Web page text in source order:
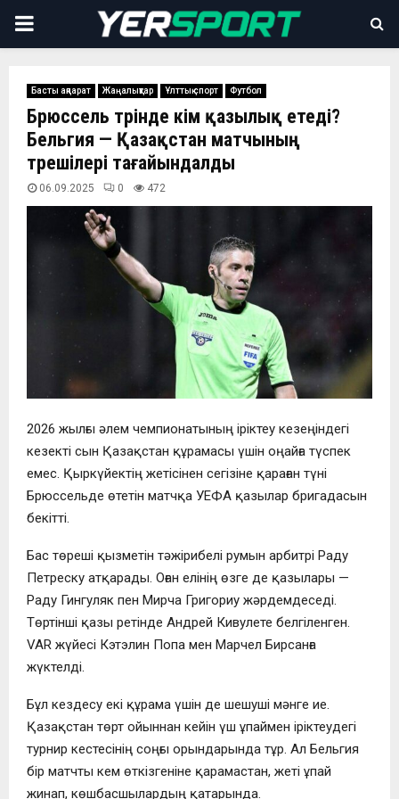
PRIMARY
Басты ақпарат Жаңалықтар Ұлттық спорт Футбол
Брюссель төрінде кім қазылық етеді?
Бельгия — Қазақстан матчының
төрешілері тағайындалды
06.09.2025 0 472
2026 жылғы әлем чемпионатының іріктеу кезеңіндегі
кезекті сын Қазақстан құрамасы үшін оңайға түспек
емес. Қыркүйектің жетісінен сегізіне қараған түні
Брюссельде өтетін матчқа УЕФА қазылар бригадасын
бекітті.
Бас төреші қызметін тәжірибелі румын арбитрі Раду
Петреску атқарады. Оған елінің өзге де қазылары —
Раду Гингуляк пен Мирча Григориу жәрдемдеседі.
Төртінші қазы ретінде Андрей Кивулете белгіленген.
VAR жүйесі Кэтэлин Попа мен Марчел Бирсанға
жүктелді.
Бұл кездесу екі құрама үшін де шешуші мәнге ие.
Қазақстан төрт ойыннан кейін үш ұпаймен іріктеудегі
турнир кестесінің соңғы орындарында тұр. Ал Бельгия
бір матчты кем өткізгеніне қарамастан, жеті ұпай
жинап, көшбасшылардың қатарында.